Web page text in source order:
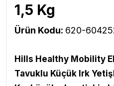
1,5 Kg
Ürün Kodu: 620-
Hills Healthy Mobility
Tavuklu Küçük Irk